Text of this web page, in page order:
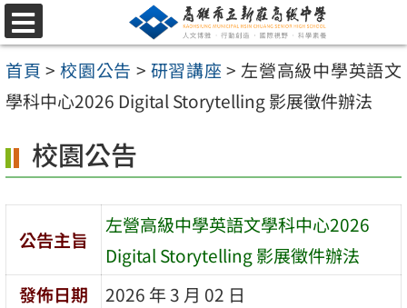
跳
至
主
要
容
區
選
單
首頁 > 校園公告 > 研習講座 > 左營高級中學英語文
學科中心2026 Digital Storytelling 影展徵件辦法
校園公告
公告主旨
左營高級中學英語文學科中心2026
Digital Storytelling 影展徵件辦法
發佈日期
2026 年 3 月 02 日